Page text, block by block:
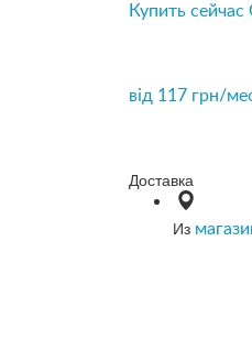
Купить сейчас
від 117 грн/
Доставка
Из